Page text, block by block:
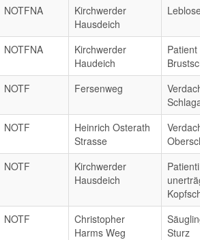
NOTFNA
Kirchwerder
Hausdeich
NOTFNA
Kirchwerder
Haudeich
NOTF Fersenweg
NOTF
Heinrich Osterath
Strasse
NOTF
Kirchwerder
Hausdeich
NOTF
Christopher
Harms Weg
Sturz